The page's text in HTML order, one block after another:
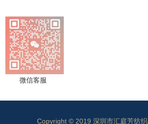
微信客服
Copyright © 2019 深圳市汇庭芳纺织